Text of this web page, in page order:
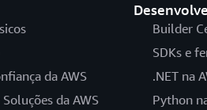
da AWS
da AWS
Builder
SDKs e
.NET na
Python